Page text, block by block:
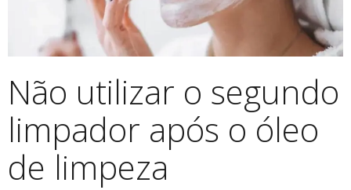
Não utilizar o segundo
limpador após o óleo
de limpeza